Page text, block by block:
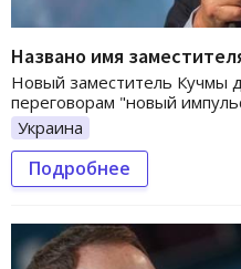
Названо имя
Новый заместитель Кучмы
переговорам "новый
Украина
Подробнее